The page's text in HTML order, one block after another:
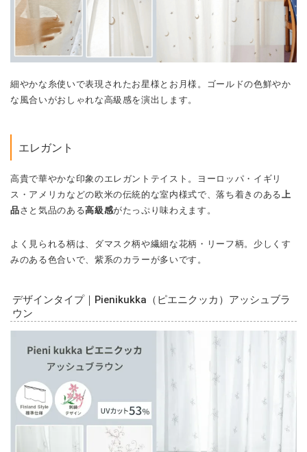
細やかな糸使いで表現されたお星様とお月様。ゴールドの色鮮やか
な風合いがおしゃれな高級感を演出します。
エレガント
高貴で華やかな印象のエレガントテイスト。ヨーロッパ・イギリ
ス・アメリカなどの欧米の伝統的な室内様式で、落ち着きのある上
品さと気品のある高級感がたっぷり味わえます。
よく見られる柄は、ダマスク柄や繊細な花柄・リーフ柄。少しくす
みのある色合いで、紫系のカラーが多いです。
デザインタイプ｜Pienikukka（ピエニクッカ）アッシュブラ
ウン